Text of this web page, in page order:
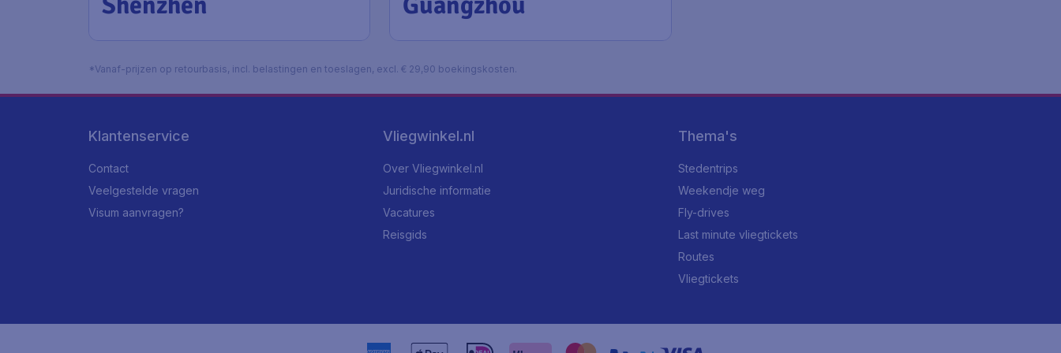
*Vanaf-prijzen op retourbasis, incl. belastingen en toeslagen, excl. € 29,90 boekingskosten.
Klantenservice
Contact
Veelgestelde vragen
Visum aanvragen?
Vliegwinkel.nl
Over Vliegwinkel.nl
Juridische informatie
Vacatures
Reisgids
Thema's
Stedentrips
Weekendje weg
Fly-drives
Last minute vliegtickets
Routes
Vliegtickets